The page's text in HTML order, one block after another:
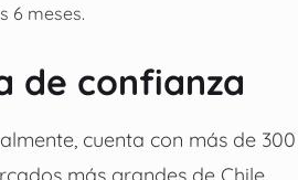
6 meses.
de confianza
cuenta con más de 300
más grandes de Chile.